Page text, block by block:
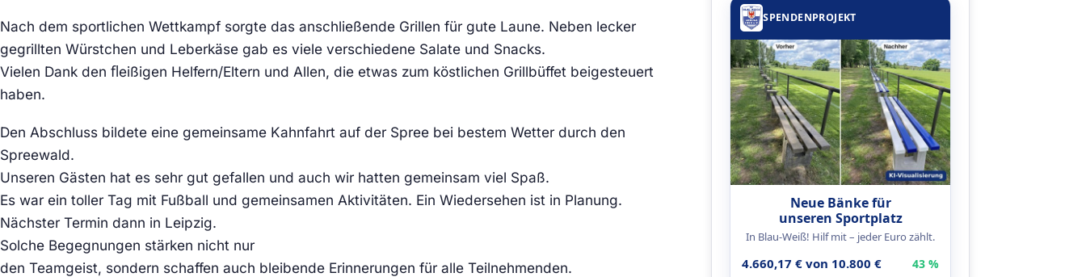
Nach dem sportlichen Wettkampf sorgte das anschließende Grillen für gute Laune. Neben lecker
gegrillten Würstchen und Leberkäse gab es viele verschiedene Salate und Snacks.
Vielen Dank den ﬂeißigen Helfern/Eltern und Allen, die etwas zum köstlichen Grillbüffet beigesteuert
haben.
Den Abschluss bildete eine gemeinsame Kahnfahrt auf der Spree bei bestem Wetter durch den
Spreewald.
Unseren Gästen hat es sehr gut gefallen und auch wir hatten gemeinsam viel Spaß.
Es war ein toller Tag mit Fußball und gemeinsamen Aktivitäten. Ein Wiedersehen ist in Planung.
Nächster Termin dann in Leipzig.
Solche Begegnungen stärken nicht nur
den Teamgeist, sondern schaffen auch bleibende Erinnerungen für alle Teilnehmenden.
SPENDENPROJEKT
Neue Bänke für
unseren Sportplatz
In Blau-Weiß! Hilf mit – jeder Euro zählt.
4.660,17 € von 10.800 € 43 %